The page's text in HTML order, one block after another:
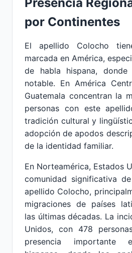
por Continentes
El apellido Colocho
marcada en América,
de habla hispana,
notable. En América
Guatemala concentran la
personas con este
tradición cultural y
adopción de apodos
de la identidad familiar.
En Norteamérica, Estados
comunidad significativa
apellido Colocho,
migraciones de países
las últimas décadas. La
Unidos, con 478
presencia importante